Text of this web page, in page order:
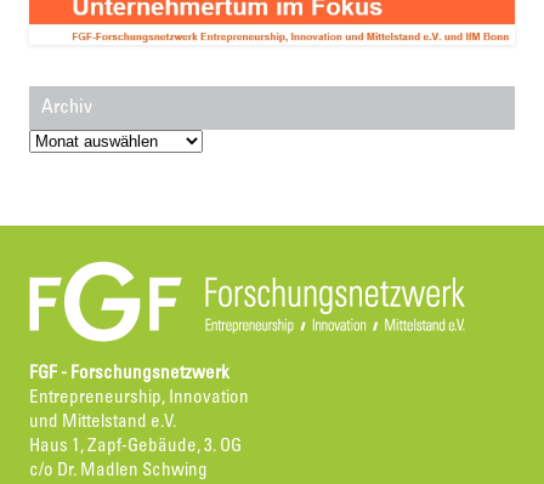
Archiv
Archiv
FGF - Forschungsnetzwerk
Entrepreneurship, Innovation
und Mittelstand e.V.
Haus 1, Zapf-Gebäude, 3. OG
c/o Dr. Madlen Schwing